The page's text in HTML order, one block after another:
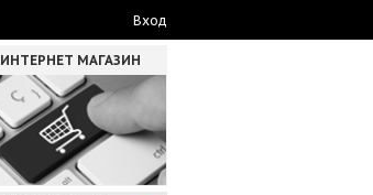
Вход
ИНТЕРНЕТ МАГАЗИН